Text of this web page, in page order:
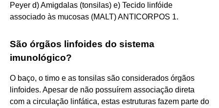
Peyer d) Amigdalas (tonsilas) e) Tecido linfóide
associado às mucosas (MALT) ANTICORPOS 1.
São órgãos linfoides do sistema
imunológico?
O baço, o timo e as tonsilas são considerados órgãos
linfoides. Apesar de não possuírem associação direta
com a circulação linfática, estas estruturas fazem parte do